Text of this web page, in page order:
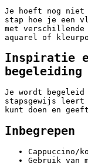
Je hoeft nog niet
stap hoe je een
met
aquarel of
Inspiratie
begeleiding
Je wordt
stapsgewijs
kunt doen en
Inbegrepen
Cappuccino/
Gebruik van